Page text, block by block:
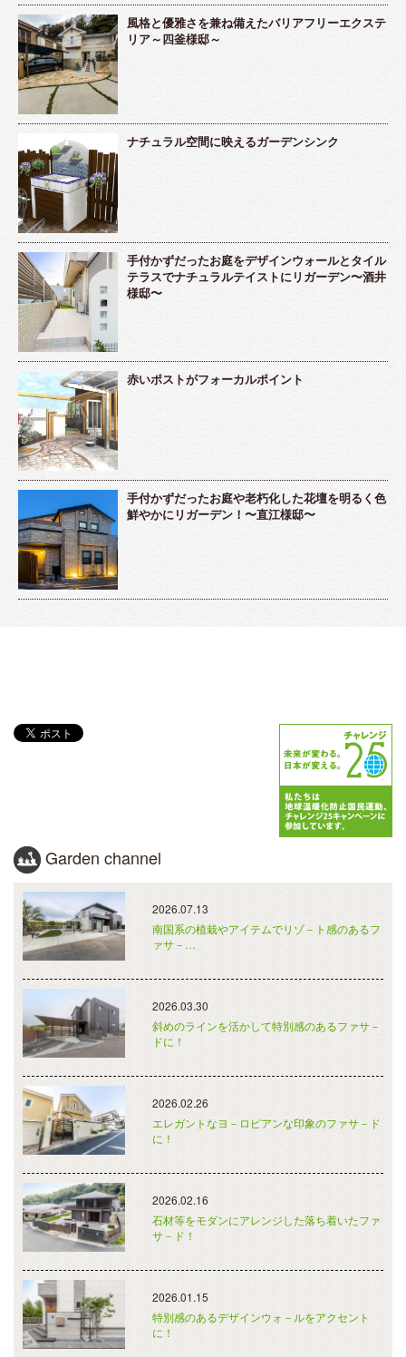
風格と優雅さを兼ね備えたバリアフリーエクステ
リア～四釜様邸～
ナチュラル空間に映えるガーデンシンク
手付かずだったお庭をデザインウォールとタイル
テラスでナチュラルテイストにリガーデン〜酒井
様邸〜
赤いポストがフォーカルポイント
手付かずだったお庭や老朽化した花壇を明るく色
鮮やかにリガーデン！〜直江様邸〜
Garden channel
2026.07.13
南国系の植栽やアイテムでリゾ－ト感のあるフ
ァサ－…
2026.03.30
斜めのラインを活かして特別感のあるファサ－
ドに！
2026.02.26
エレガントなヨ－ロピアンな印象のファサ－ド
に！
2026.02.16
石材等をモダンにアレンジした落ち着いたファ
サ－ド！
2026.01.15
特別感のあるデザインウォ－ルをアクセント
に！